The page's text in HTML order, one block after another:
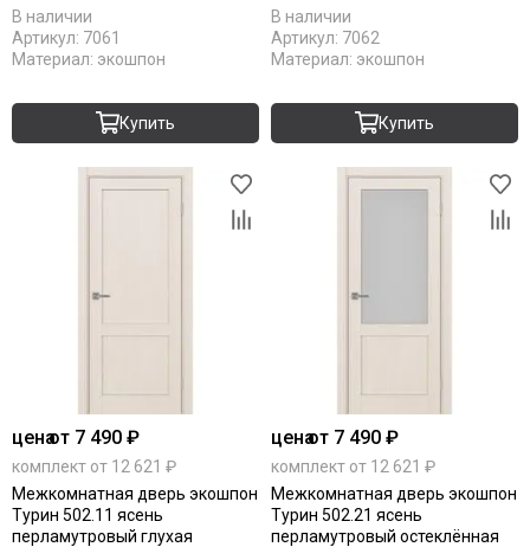
В наличии
Артикул: 7061
Материал: экошпон
Купить
В наличии
Артикул: 7062
Материал: экошпон
Купить
ценаот 7 490 ₽
комплект от 12 621 ₽
Межкомнатная дверь экошпон
Турин 502.11 ясень
перламутровый глухая
ценаот 7 490 ₽
комплект от 12 621 ₽
Межкомнатная дверь экошпон
Турин 502.21 ясень
перламутровый остеклённая